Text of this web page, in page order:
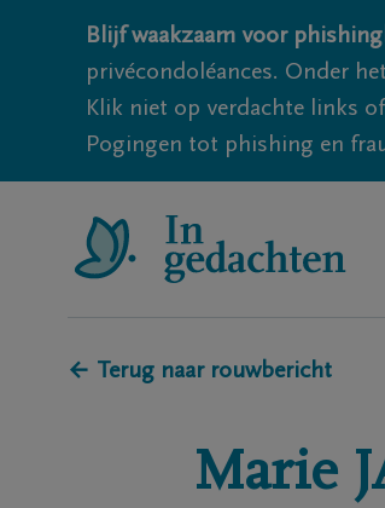
Blijf waakzaam voor
privécondoléances. Onder
Klik niet op verdachte links
Pogingen tot phishing en
← Terug naar rouwbericht
Marie